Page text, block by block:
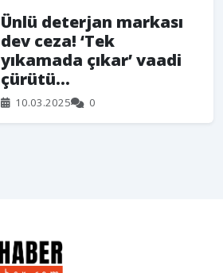
Ünlü deterjan markası
dev ceza! ‘Tek
yıkamada çıkar’ vaadi
çürütü...
10.03.2025 0